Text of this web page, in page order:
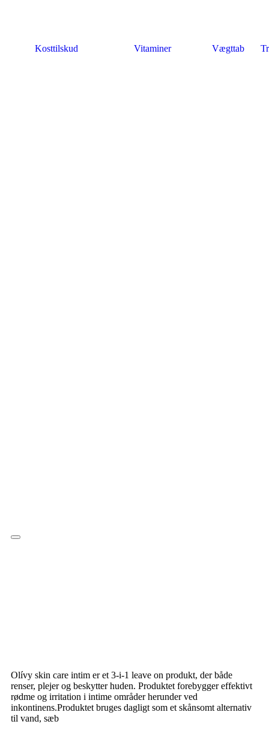
Kosttilskud Vitaminer Vægttab
Hamburger Toggle Menu
Olívy skin care intim er et 3-i-1 leave on produkt, der både
renser, plejer og beskytter huden. Produktet forebygger effektivt
rødme og irritation i intime områder herunder ved
inkontinens.Produktet bruges dagligt som et skånsomt alternativ
til vand, sæb